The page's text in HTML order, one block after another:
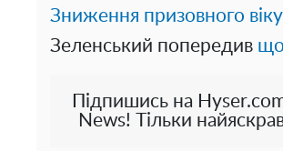
Зниження призовного
Зеленський попередив
Підпишись на
News! Тільки